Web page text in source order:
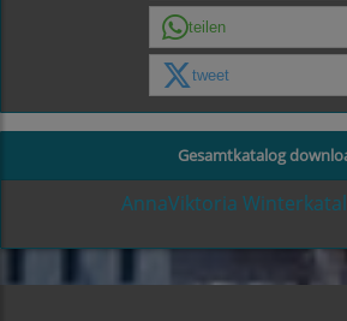
teilen
tweet
Gesamtkatalog
AnnaViktoria